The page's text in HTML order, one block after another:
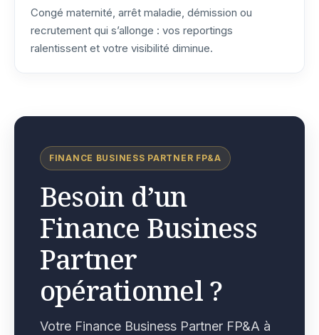
Congé maternité, arrêt maladie, démission ou
recrutement qui s’allonge : vos reportings
ralentissent et votre visibilité diminue.
FINANCE BUSINESS PARTNER FP&A
Besoin d’un
Finance Business
Partner
opérationnel ?
Votre Finance Business Partner FP&A à